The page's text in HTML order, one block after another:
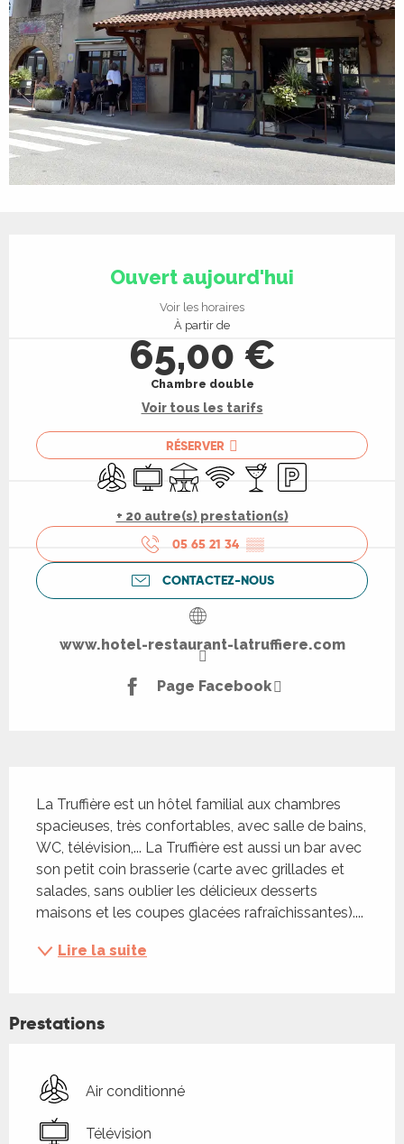
Ouvert aujourd'hui
Voir les horaires
À partir de
65,00 €
Chambre double
Voir tous les tarifs
RÉSERVER
Air conditionné
TélévisionTerrasse
WiFi Bar / Buvette
Parking
+ 20 autre(s) prestation(s)
05 65 21 34 ▒▒
CONTACTEZ-NOUS
www.hotel-restaurant-latruffiere.com
Page Facebook
La Truffière est un hôtel familial aux chambres
spacieuses, très confortables, avec salle de bains,
WC, télévision,... La Truffière est aussi un bar avec
son petit coin brasserie (carte avec grillades et
salades, sans oublier les délicieux desserts
maisons et les coupes glacées rafraîchissantes)....
Lire la suite
Prestations
Air conditionné
Télévision